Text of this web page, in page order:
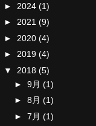
► 2024 (1)
► 2021 (9)
► 2020 (4)
► 2019 (4)
▼ 2018 (5)
► 9月 (1)
► 8月 (1)
► 7月 (1)